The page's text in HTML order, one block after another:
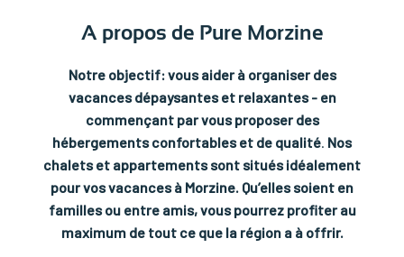
A propos de Pure Morzine
Notre objectif: vous aider à organiser des
vacances dépaysantes et relaxantes - en
commençant par vous proposer des
hébergements confortables et de qualité. Nos
chalets et appartements sont situés idéalement
pour vos vacances à Morzine. Qu’elles soient en
familles ou entre amis, vous pourrez profiter au
maximum de tout ce que la région a à offrir.